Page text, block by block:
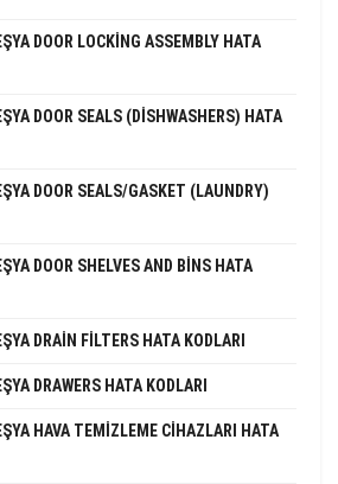
DOOR LOCKING ASSEMBLY HATA
DOOR SEALS (DISHWASHERS) HATA
DOOR SEALS/GASKET (LAUNDRY)
DOOR SHELVES AND BINS HATA
DRAIN FILTERS HATA KODLARI
DRAWERS HATA KODLARI
HAVA TEMIZLEME CIHAZLARI HATA